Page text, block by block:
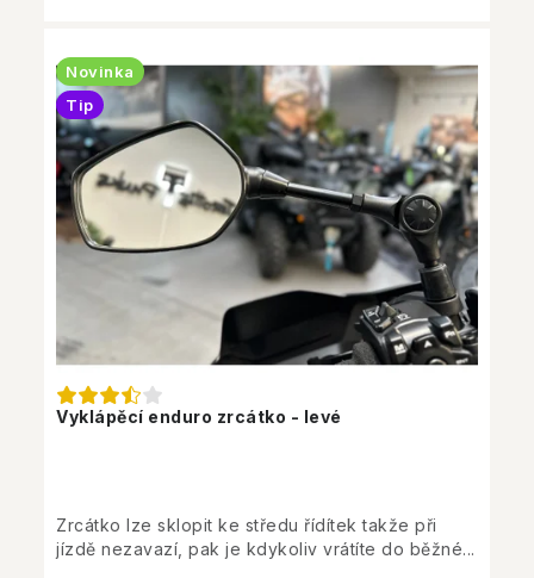
Vyklápěcí enduro zrcátko - levé
Novinka
Tip
Zrcátko lze sklopit ke středu řídítek takže při
jízdě nezavazí, pak je kdykoliv vrátíte do běžné...